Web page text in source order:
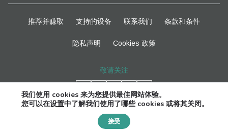
推荐并赚取 支持的设备 联系我们 条款和条件
隐私声明 Cookies 政策
敬请关注
我们使用 cookies 来为您提供最佳网站体验。
您可以在设置中了解我们使用了哪些 cookies 或将其关闭。
接受